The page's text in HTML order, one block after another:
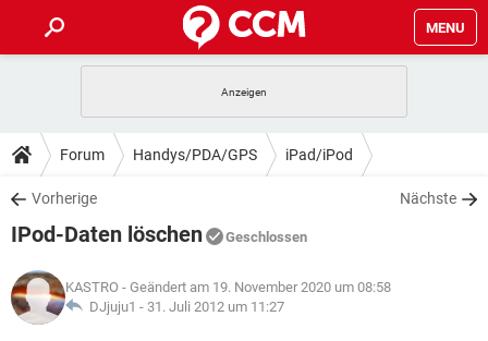
MENU
ANDROID IOS
WINDOWS 10
WHATSAPP TIKTOK
FACEBOOK
TIPPS & TRICKS
SPIELE STREAMING
WHATSAPP TIKTOK
FACEBOOK
DOWNLOADS
SPIELE STREAMING
ANDROID
WINDOWS 10 INSTAGRAM
SPIELE STREAMING
ANDROID
LEXIKON
Forum Handys/PDA/GPS iPad/iPod
Vorherige Nächste
IPod-Daten löschen Geschlossen
KASTRO - Geändert am 19. November 2020 um 08:58
DJjuju1 - 31. Juli 2012 um 11:27